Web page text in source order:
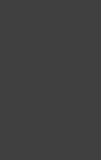
Haustüren so beliebt
macht? In diesem
erkunden, die